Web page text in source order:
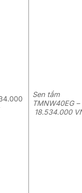
Sen tắm
TMNW40EG –
18.534.000